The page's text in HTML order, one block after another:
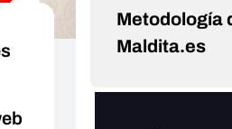
Metodología
Maldita.es